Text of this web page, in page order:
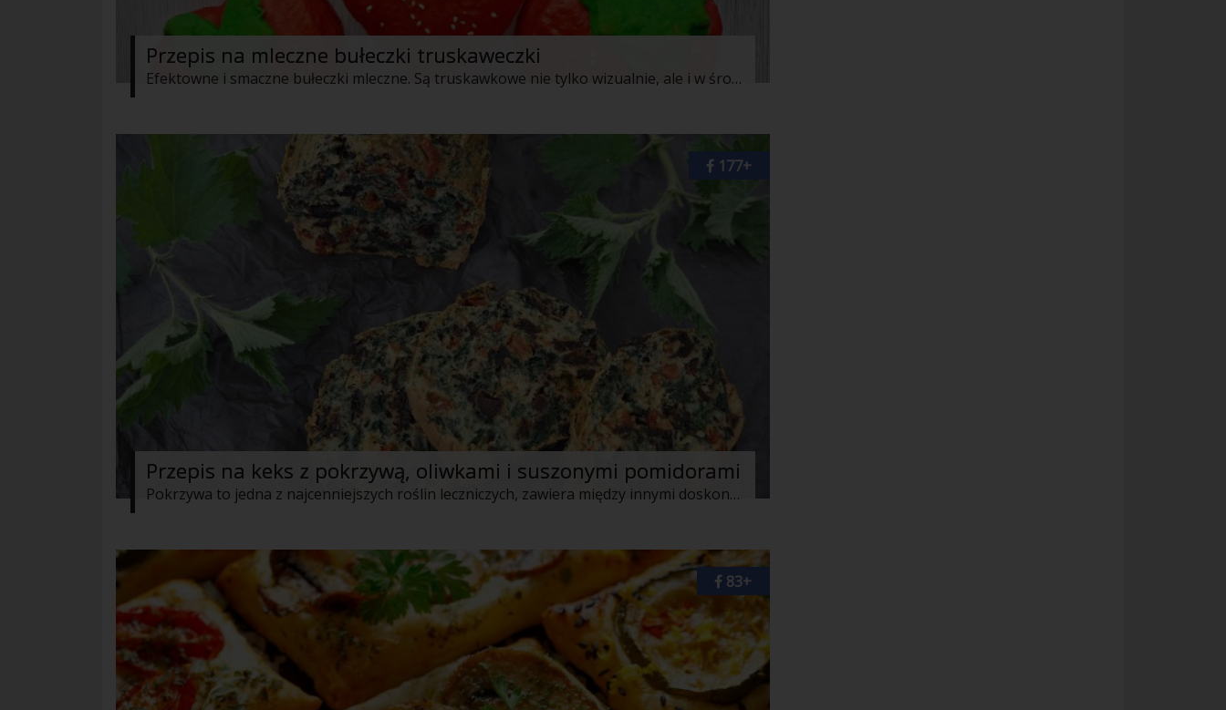
Przepis na mleczne bułeczki truskaweczki
Efektowne i smaczne bułeczki mleczne. Są truskawkowe nie tylko wizualnie, ale i w środku.
Przepis na keks z pokrzywą, oliwkami i suszonymi pomidorami
Pokrzywa to jedna z najcenniejszych roślin leczniczych, zawiera między innymi doskonale przyswajalne żelazo, witaminę C, krzem, kwas foliowy, sole mineralne oraz wapń i magnez, cenne składniki wzmacniające i oczyszczające organizm. Najwięcej witamin zawiera młoda pokrzywa, zebrana w kwietniu, maju i na początku czerwca. Należy ją zbierać w rękawicach ogrodowych, inaczej poparzycie sobie ręce. Najlepiej zbierajcie małe pokrzywy, mają delikatniejszy smak. Liście pokrzywy sparzone wrzącą wodą przestają parzyć, można je zatem swobodnie pokroić. Można z nich wyciskać sok, ugotować zupę, lub ususzyć je i zimą pić zdrowe napary z suszonych liści. Proponuję Wam dzisiaj keks z dodatkiem liści pokrzywy, czarnych oliwek i suszonych pomidorów, zainspirowany przepisem znanego francuskiego szefa kuchnia Régisa Marcona. Ten nietypowy keks może stanowić oryginalną przekąskę na aperitif lub na imprezę.
177+
83+